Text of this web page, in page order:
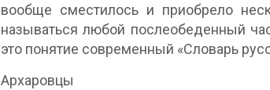
вообще сместилось и приобрело
называться любой послеобеденный
это понятие современный «Словарь
Архаровцы